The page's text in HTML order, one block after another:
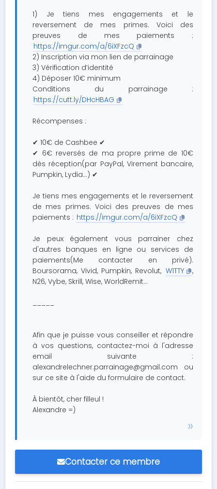
1) Je tiens mes engagements et le
reversement de mes primes. Voici des
preuves de mes paiements :
https://imgur.com/a/6iXFzcQ
2) Inscription via mon lien de parrainage
3) Vérification d’identité
4) Déposer 10€ minimum
Conditions du parrainage :
https://cutt.ly/DHcHBAG
Récompenses :
✔ 10€ de Cashbee ✔
✔ 6€ reversés de ma propre prime de 10€
dès réception(par PayPal, Virement bancaire,
Pumpkin, Lydia...) ✔
Je tiens mes engagements et le reversement
de mes primes. Voici des preuves de mes
paiements : https://imgur.com/a/6iXFzcQ
Je peux également vous parrainer chez
d'autres banques en ligne ou services de
paiements(Me contacter en privé).
Boursorama, Vivid, Pumpkin, Revolut, W1TTY
,
N26, Vybe, Skrill, Wise, WorldRemit...
_____
Afin que je puisse vous conseiller et répondre
à vos questions, contactez-moi à l'adresse
email suivante :
alexandrelechner.parrainage@gmail.com ou
sur ce site à l'aide du formulaire de contact.
À bientôt, cher filleul !
Alexandre =)
Contacter ce membre